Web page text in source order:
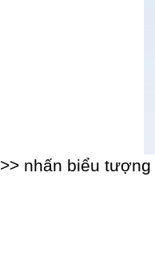
>> nhấn biểu tượng